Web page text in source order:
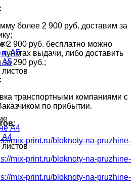
более 2 900 руб. доставим за
2 900 руб. бесплатно можно
выдачи, либо доставить
290 руб.;
транспортными компаниями с
по прибытии.
mix-print.ru/bloknoty-na-pruzhine-
mix-print.ru/bloknoty-na-pruzhine-
mix-print.ru/bloknoty-na-pruzhine-
А5
А4
листов